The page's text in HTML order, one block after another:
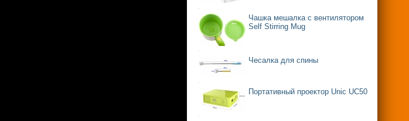
Чашка мешалка с вентилятором
Self Stirring Mug
Чесалка для спины
Портативный проектор Unic UC50